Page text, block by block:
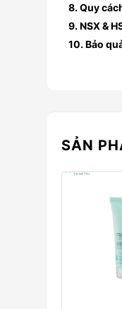
8. Quy
9. NSX &
10. Bảo
SẢN